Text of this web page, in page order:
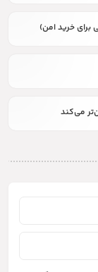
برای خرید امن)